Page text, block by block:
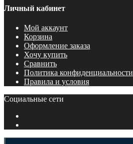
Личный кабинет
Мой аккаунт
Корзина
Оформление заказа
Хочу купить
Сравнить
Политика конфиденциальности
Правила и условия
Социальные сети